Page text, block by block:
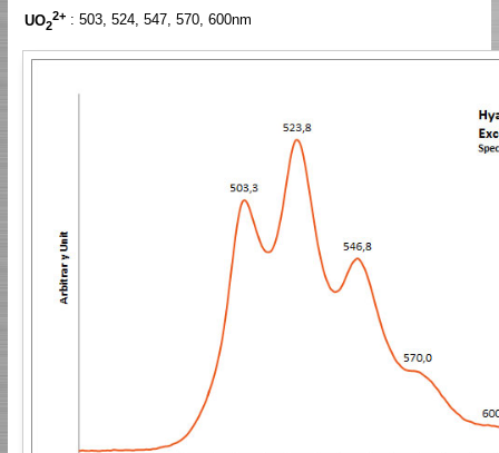
UO2
2+ : 503, 524, 547, 570, 600nm